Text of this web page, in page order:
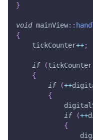
}
void mainView::
{
    tickCounter
++;
if (tickCounter
{
if
(++
{
if
(++
{